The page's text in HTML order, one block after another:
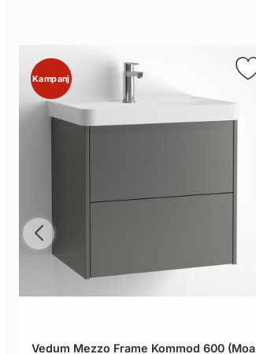
Kampanj
Vedum Mezzo Frame Kommod 600 (Moa